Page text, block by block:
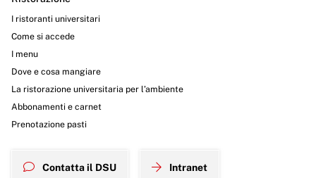
I ristoranti universitari
Come si accede
I menu
Dove e cosa mangiare
La ristorazione universitaria per l’ambiente
Abbonamenti e carnet
Prenotazione pasti
Contatta il DSU Intranet